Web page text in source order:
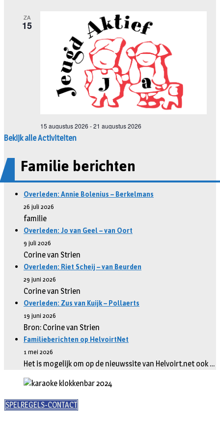
Bekijk alle Activiteiten
Familie berichten
Overleden: Annie Bolenius – Berkelmans
26 juli 2026
familie
Overleden: Jo van Geel – van Oort
9 juli 2026
Corine van Strien
Overleden: Riet Scheij – van Beurden
29 juni 2026
Corine van Strien
Overleden: Zus van Kuijk – Pollaerts
19 juni 2026
Bron: Corine van Strien
Familieberichten op HelvoirtNet
1 mei 2026
Het is mogelijk om op de nieuwssite van Helvoirt.net ook …
SPELREGELS-CONTACT